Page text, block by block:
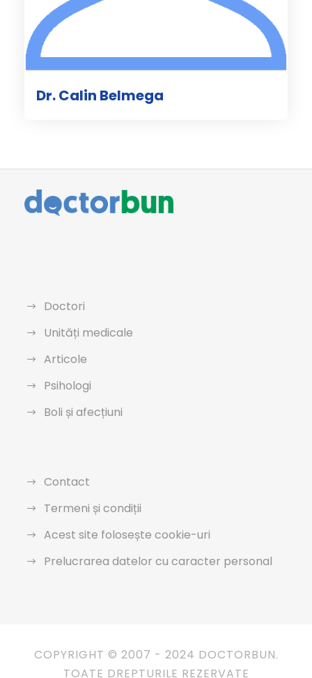
Dr. Calin Belmega
Doctori
Unități medicale
Articole
Psihologi
Boli și afecțiuni
Contact
Termeni și condiții
Acest site folosește cookie-uri
Prelucrarea datelor cu caracter personal
COPYRIGHT © 2007 - 2024 DOCTORBUN.
TOATE DREPTURILE REZERVATE